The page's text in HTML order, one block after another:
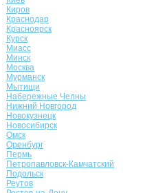
Киров
Краснодар
Красноярск
Курск
Миасс
Минск
Москва
Мурманск
Мытищи
Набережные Челны
Нижний Новгород
Новокузнецк
Новосибирск
Омск
Оренбург
Пермь
Петропавловск-Камчатский
Подольск
Реутов